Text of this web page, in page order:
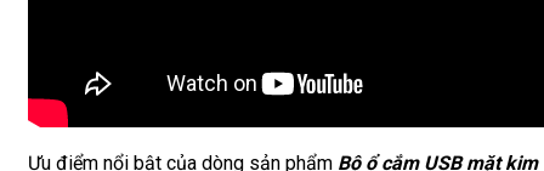
Ưu điểm nổi bật của dòng sản phẩm Bộ ổ cắm USB mặt kim